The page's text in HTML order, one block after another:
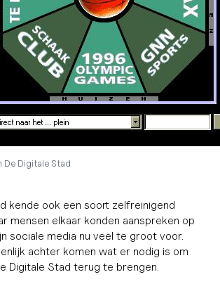
De Digitale Stad
kende ook een soort zelfreinigend
mensen elkaar konden aanspreken op
sociale media nu veel te groot voor.
achter komen wat er nodig is om
Digitale Stad terug te brengen.